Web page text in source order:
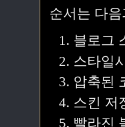
순서는 다
블로그
스타일
압축된
스킨 저
빨라진